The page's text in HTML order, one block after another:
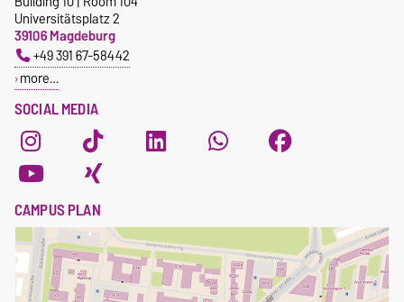
SOCIAL MEDIA
Universitätsplatz 2
39106 Magdeburg
+49 391 67-58442
more…
CAMPUS PLAN